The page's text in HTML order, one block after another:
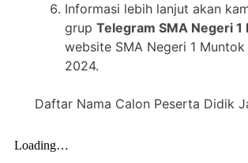
Informasi lebih lanjut akan
grup Telegram SMA Negeri 1
website SMA Negeri 1 Muntok
2024.
Daftar Nama Calon Peserta Didik